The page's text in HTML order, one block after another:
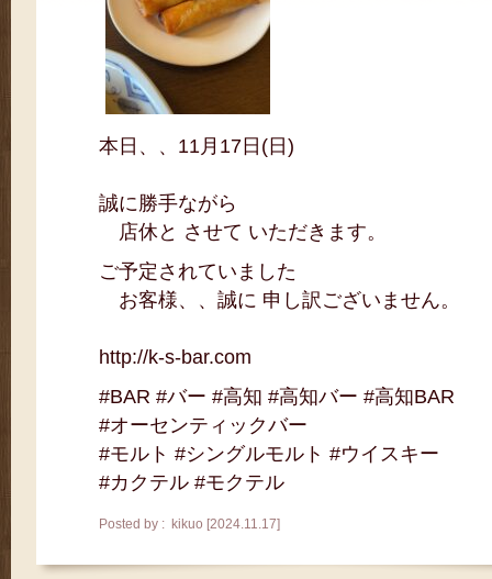
本日、、11月17日(日)
誠に勝手ながら
店休と させて いただきます。
ご予定されていました
お客様、、誠に 申し訳ございません。
http://k-s-bar.com
#BAR #バー #高知 #高知バー #高知BAR
#オーセンティックバー
#モルト #シングルモルト #ウイスキー
#カクテル #モクテル
Posted by : kikuo [2024.11.17]